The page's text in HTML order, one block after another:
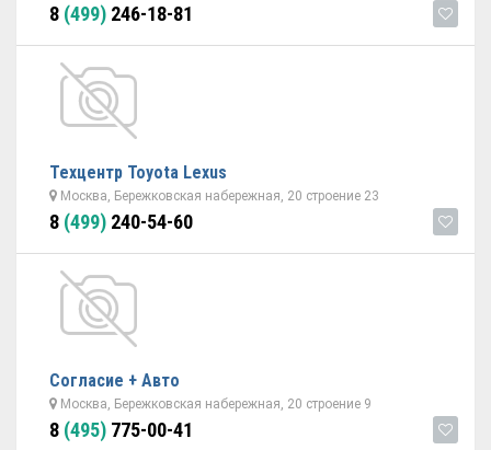
8 (499) 246-18-81
Техцентр Toyota Lexus
Москва, Бережковская набережная, 20 строение 23
8 (499) 240-54-60
Согласие + Авто
Москва, Бережковская набережная, 20 строение 9
8 (495) 775-00-41